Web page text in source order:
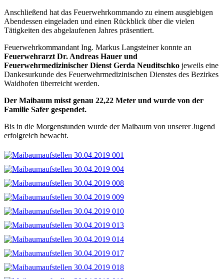
Anschließend hat das Feuerwehrkommando zu einem ausgiebigen
Abendessen eingeladen und einen Rückblick über die vielen
Tätigkeiten des abgelaufenen Jahres präsentiert.
Feuerwehrkommandant Ing. Markus Langsteiner konnte an
Feuerwehrarzt Dr. Andreas Hauer und
Feuerwehrmedizinischer Dienst Gerda Neuditschko jeweils eine
Dankesurkunde des Feuerwehrmedizinischen Dienstes des Bezirkes
Waidhofen überreicht werden.
Der Maibaum misst genau 22,22 Meter und wurde von der
Familie Safer gespendet.
Bis in die Morgenstunden wurde der Maibaum von unserer Jugend
erfolgreich bewacht.